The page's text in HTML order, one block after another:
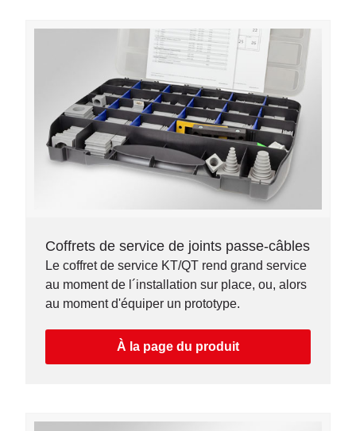
Coffrets de service de joints passe-câbles
Le coffret de service KT/QT rend grand service
au moment de l´installation sur place, ou, alors
au moment d'équiper un prototype.
À la page du produit